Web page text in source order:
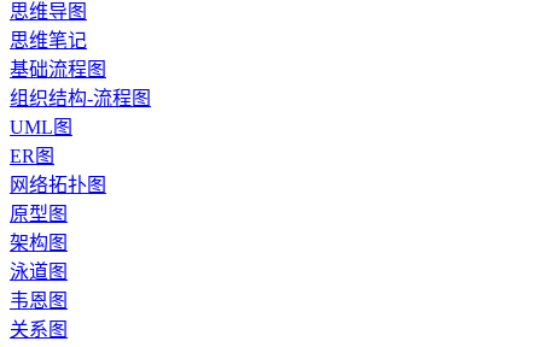
思维导图
思维笔记
基础流程图
组织结构-流程图
UML图
ER图
网络拓扑图
原型图
架构图
泳道图
韦恩图
关系图